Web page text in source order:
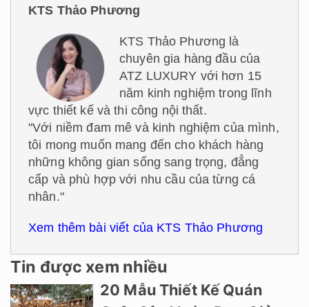
KTS Thảo Phương
KTS Thảo Phương là
chuyên gia hàng đầu của
ATZ LUXURY với hơn 15
năm kinh nghiệm trong lĩnh
vực thiết kế và thi công nội thất.
"Với niềm đam mê và kinh nghiệm của mình,
tôi mong muốn mang đến cho khách hàng
những không gian sống sang trọng, đẳng
cấp và phù hợp với nhu cầu của từng cá
nhân."
Xem thêm bài viết của KTS Thảo Phương
Tin được xem nhiều
20 Mẫu Thiết Kế Quán